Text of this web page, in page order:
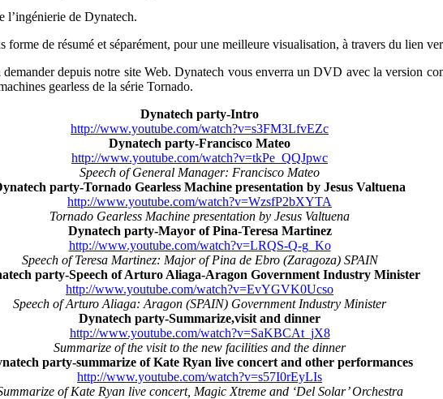
l’ingénierie de Dynatech.
de résumé et séparément, pour une meilleure visualisation, à travers du lien
depuis notre site Web. Dynatech vous enverra un DVD avec la version
gearless de la série Tornado.
Dynatech party-Intro
http://www.youtube.com/watch?v=s3FM3LfvEZc
Dynatech party-Francisco Mateo
http://www.youtube.com/watch?v=tkPe_QQJpwc
Speech of General Manager: Francisco Mateo
party-Tornado Gearless Machine presentation by Jesus Valtuena
http://www.youtube.com/watch?v=WzsfP2bXYTA
Tornado Gearless Machine presentation by Jesus Valtuena
Dynatech party-Mayor of Pina-Teresa Martinez
http://www.youtube.com/watch?v=LRQS-Q-g_Ko
Speech of Teresa Martinez: Major of Pina de Ebro (Zaragoza) SPAIN
party-Speech of Arturo Aliaga-Aragon Government Industry Minister
http://www.youtube.com/watch?v=EvYGVK0Ucso
Speech of Arturo Aliaga: Aragon (SPAIN) Government Industry Minister
Dynatech party-Summarize,visit and dinner
http://www.youtube.com/watch?v=SaKBCAt_jX8
Summarize of the visit to the new facilities and the dinner
party-summarize of Kate Ryan live concert and other performances
http://www.youtube.com/watch?v=s57I0rEyLIs
of Kate Ryan live concert, Magic Xtreme and ‘Del Solar’ Orchestra